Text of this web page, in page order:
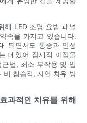
해 LED 조명 요법 패널
속을 가지고 있습니다.
되면서도 통증과 만성
데있어 잠재적 이점을
법, 최소 부작용 및 입
비 침습적, 자연 치유 방
과적인 치유를 위해